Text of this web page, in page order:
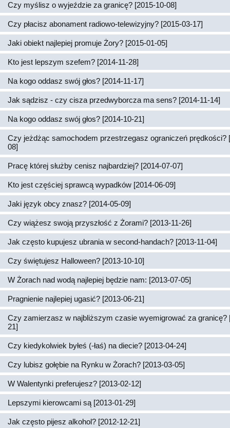
Czy myślisz o wyjeździe za granicę? [2015-10-08]
Czy płacisz abonament radiowo-telewizyjny? [2015-03-17]
Jaki obiekt najlepiej promuje Żory? [2015-01-05]
Kto jest lepszym szefem? [2014-11-28]
Na kogo oddasz swój głos? [2014-11-17]
Jak sądzisz - czy cisza przedwyborcza ma sens? [2014-11-14]
Na kogo oddasz swój głos? [2014-10-21]
Czy jeżdżąc samochodem przestrzegasz ograniczeń prędkości?
08]
Pracę której służby cenisz najbardziej? [2014-07-07]
Kto jest częściej sprawcą wypadków [2014-06-09]
Jaki język obcy znasz? [2014-05-09]
Czy wiążesz swoją przyszłość z Żorami? [2013-11-26]
Jak często kupujesz ubrania w second-handach? [2013-11-04]
Czy świętujesz Halloween? [2013-10-10]
W Żorach nad wodą najlepiej będzie nam: [2013-07-05]
Pragnienie najlepiej ugasić? [2013-06-21]
Czy zamierzasz w najbliższym czasie wyemigrować za granicę?
21]
Czy kiedykolwiek byłeś (-łaś) na diecie? [2013-04-24]
Czy lubisz gołębie na Rynku w Żorach? [2013-03-05]
W Walentynki preferujesz? [2013-02-12]
Lepszymi kierowcami są [2013-01-29]
Jak często pijesz alkohol? [2012-12-21]